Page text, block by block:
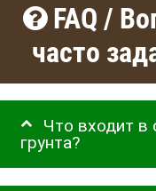
FAQ /
часто
Что входит в
грунта?